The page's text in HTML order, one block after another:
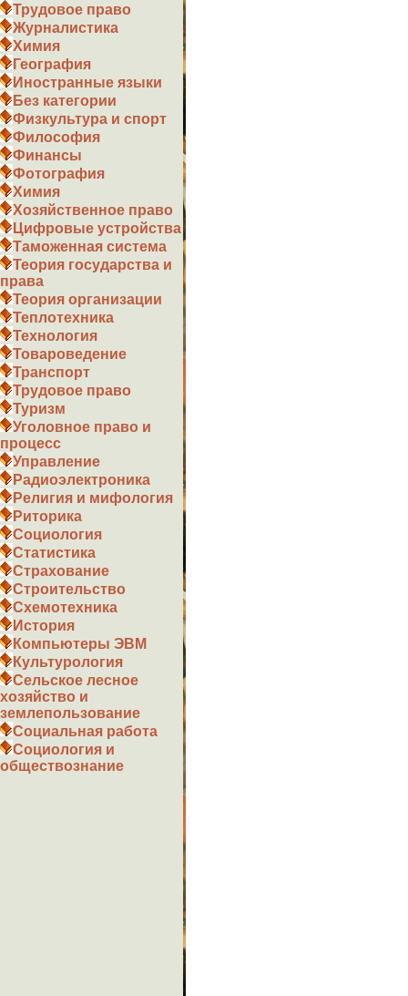
Трудовое право
Журналистика
Химия
География
Иностранные языки
Без категории
Физкультура и спорт
Философия
Финансы
Фотография
Химия
Хозяйственное право
Цифровые устройства
Таможенная система
Теория государства и
права
Теория организации
Теплотехника
Технология
Товароведение
Транспорт
Трудовое право
Туризм
Уголовное право и
процесс
Управление
Радиоэлектроника
Религия и мифология
Риторика
Социология
Статистика
Страхование
Строительство
Схемотехника
История
Компьютеры ЭВМ
Культурология
Сельское лесное
хозяйство и
землепользование
Социальная работа
Социология и
обществознание